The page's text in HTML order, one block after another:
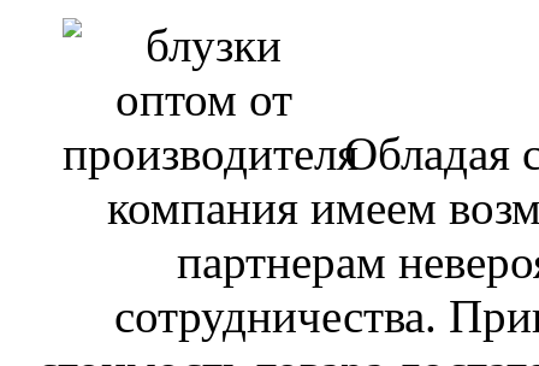
Обладая
компания имеем
партнерам
сотрудничества.